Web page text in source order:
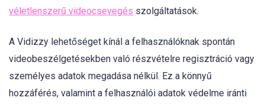
véletlenszerű videocsevegés szolgáltatások.
A Vidizzy lehetőséget kínál a felhasználóknak spontán
videobeszélgetésekben való részvételre regisztráció vagy
személyes adatok megadása nélkül. Ez a könnyű
hozzáférés, valamint a felhasználói adatok védelme iránti